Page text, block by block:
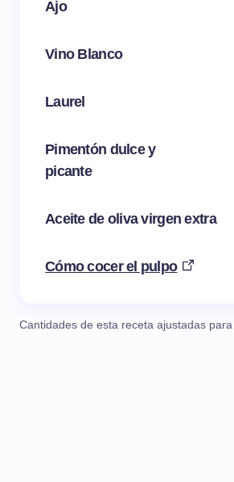
Ajo
Vino Blanco
Laurel
Pimentón dulce y
picante
Aceite de oliva virgen extra
Cómo cocer el pulpo
Cantidades de esta receta ajustadas para